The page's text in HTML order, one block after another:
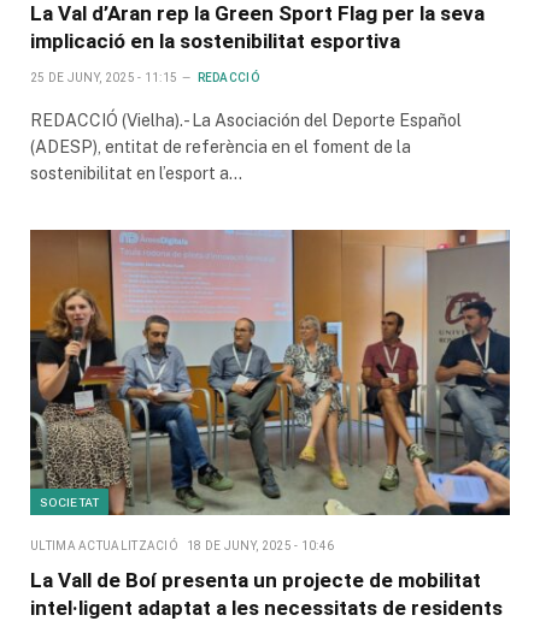
La Val d’Aran rep la Green Sport Flag per la seva
implicació en la sostenibilitat esportiva
25 DE JUNY, 2025 - 11:15 REDACCIÓ
REDACCIÓ (Vielha).- La Asociación del Deporte Español
(ADESP), entitat de referència en el foment de la
sostenibilitat en l’esport a…
SOCIETAT
ULTIMA ACTUALITZACIÓ 18 DE JUNY, 2025 - 10:46
La Vall de Boí presenta un projecte de mobilitat
intel·ligent adaptat a les necessitats de residents